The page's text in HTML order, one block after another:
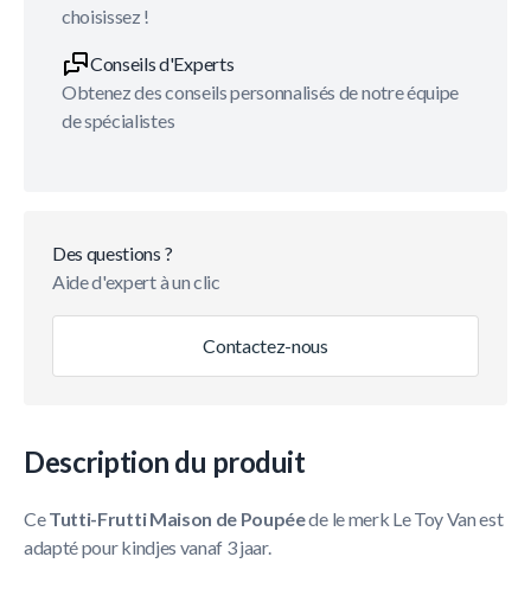
choisissez !
Conseils d'Experts
Obtenez des conseils personnalisés de notre équipe
de spécialistes
Des questions ?
Aide d'expert à un clic
Contactez-nous
Description du produit
CeTutti-Frutti Maison de Poupéede le merk Le Toy Van est
adapté pour kindjes vanaf 3 jaar.